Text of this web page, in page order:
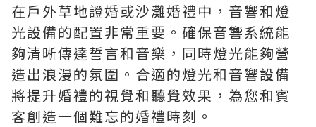
在戶外草地證婚或沙灘婚禮中，音響和燈
光設備的配置非常重要。確保音響系統能
夠清晰傳達誓言和音樂，同時燈光能夠營
造出浪漫的氛圍。合適的燈光和音響設備
將提升婚禮的視覺和聽覺效果，為您和賓
客創造一個難忘的婚禮時刻。